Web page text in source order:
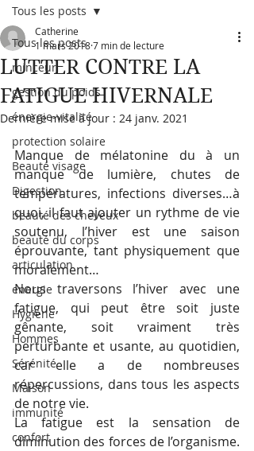
Tous les posts
minceur
gestion du poids
énergie-vitalité
protection solaire
Beauté visage
Digestion
beauté des cheveux
beauté du corps
articulation
energie
Hygiène
Hommes
Sérénité
Maison
immunité
confort
Tous les posts
LUTTER CONTRE LA
FATIGUE HIVERNALE
Catherine
1 mars 20187 min de lecture
Dernière mise à jour : 24 janv. 2021
Manque de mélatonine du à un
manque de lumière, chutes de
températures, infections diverses…à
quoi, il faut ajouter un rythme de vie
soutenu, l’hiver est une saison
éprouvante, tant physiquement que
moralement…
Nous traversons l’hiver avec une
fatigue, qui peut être soit juste
gênante, soit vraiment très
perturbante et usante, au quotidien,
car elle a de nombreuses
répercussions, dans tous les aspects
de notre vie.
La fatigue est la sensation de
diminution des forces de l’organisme.